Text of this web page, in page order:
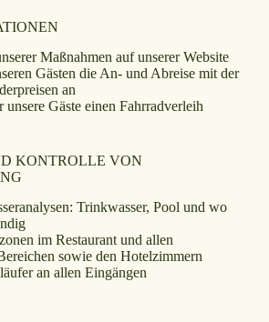
Maßnahmen auf unserer Website
Gästen die An- und Abreise mit der
an
unsere Gäste einen Fahrradverleih
KONTROLLE VON
Trinkwasser, Pool und wo
im Restaurant und allen
sowie den Hotelzimmern
an allen Eingängen